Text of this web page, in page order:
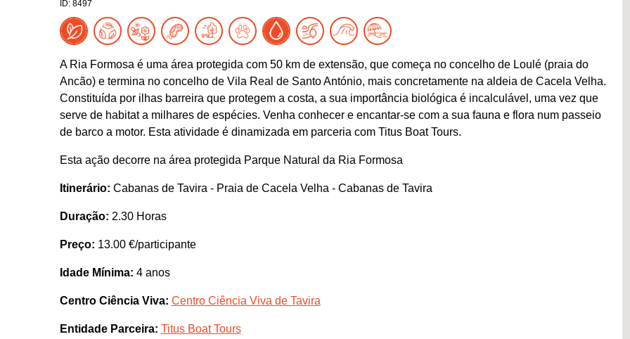
ID: 8497
A Ria Formosa é uma área protegida com 50 km de extensão, que começa no concelho de Loulé (praia do
Ancão) e termina no concelho de Vila Real de Santo António, mais concretamente na aldeia de Cacela Velha.
Constituída por ilhas barreira que protegem a costa, a sua importância biológica é incalculável, uma vez que
serve de habitat a milhares de espécies. Venha conhecer e encantar-se com a sua fauna e flora num passeio
de barco a motor. Esta atividade é dinamizada em parceria com Titus Boat Tours.
Esta ação decorre na área protegida Parque Natural da Ria Formosa
Itinerário: Cabanas de Tavira - Praia de Cacela Velha - Cabanas de Tavira
Duração: 2.30 Horas
Preço: 13.00 €/participante
Idade Mínima: 4 anos
Centro Ciência Viva: Centro Ciência Viva de Tavira
Entidade Parceira: Titus Boat Tours